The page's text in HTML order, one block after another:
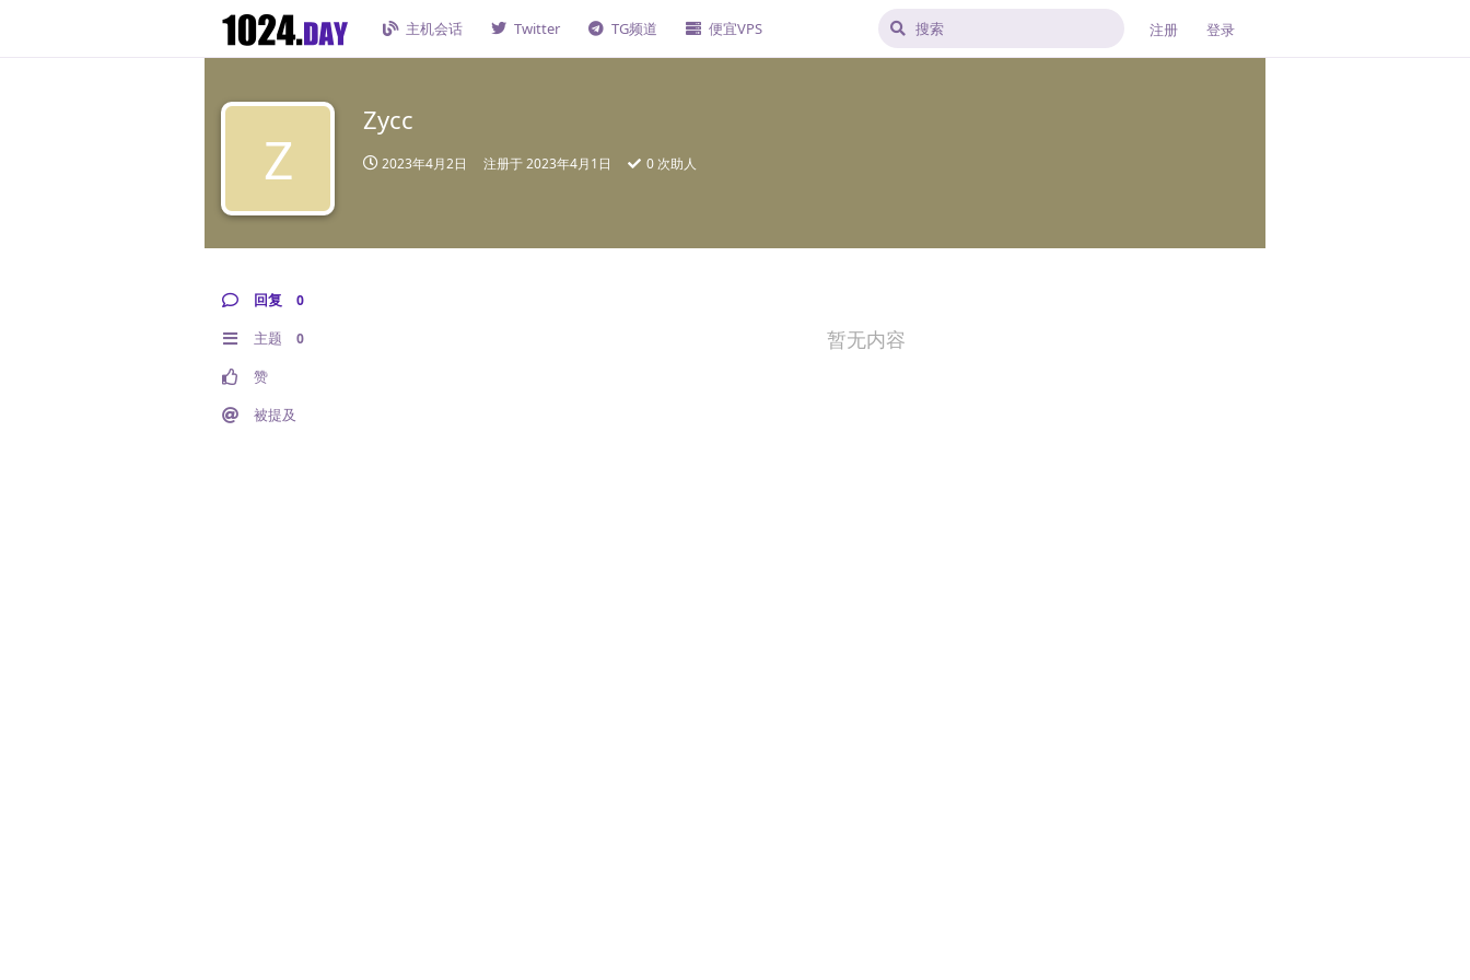
主机会话 Twitter TG频道 便宜VPS 注册 登录
Z
Zycc
2023年4月2日 注册于2023年4月1日 0 次助人
回复 0
主题 0
赞
被提及
暂无内容